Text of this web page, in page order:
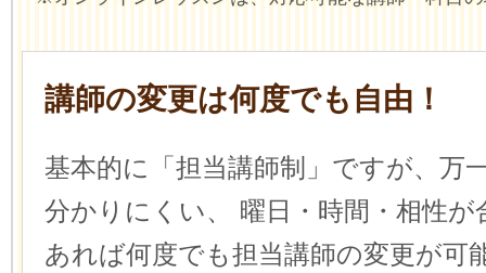
講師の変更は何度でも自由！
基本的に「担当講師制」ですが、万
分かりにくい、
曜日・時間・相性
あれば何度でも担当講師の変更が可